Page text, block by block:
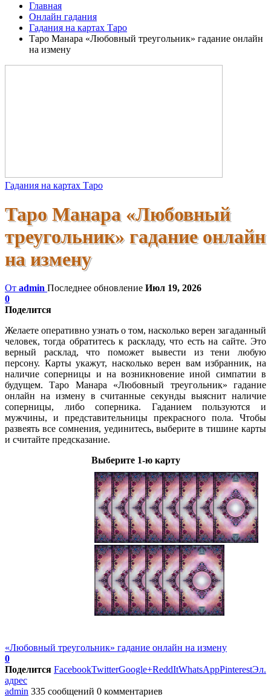
Главная
Онлайн гадания
Гадания на картах Таро
Таро Манара «Любовный треугольник» гадание онлайн
на измену
Гадания на картах Таро
Таро Манара «Любовный
треугольник» гадание онлайн
на измену
От admin Последнее обновление Июл 19, 2026
0
Поделится
Желаете оперативно узнать о том, насколько верен загаданный
человек, тогда обратитесь к раскладу, что есть на сайте. Это
верный расклад, что поможет вывести из тени любую
персону. Карты укажут, насколько верен вам избранник, на
наличие соперницы и на возникновение иной симпатии в
будущем. Таро Манара «Любовный треугольник» гадание
онлайн на измену в считанные секунды выяснит наличие
соперницы, либо соперника. Гаданием пользуются и
мужчины, и представительницы прекрасного пола. Чтобы
развеять все сомнения, уединитесь, выберите в тишине карты
и считайте предсказание.
Выберите 1-ю карту
«Любовный треугольник» гадание онлайн на измену
0
Поделится FacebookTwitterGoogle+ReddItWhatsAppPinterestЭл.
адрес
admin 335 сообщений 0 комментариев